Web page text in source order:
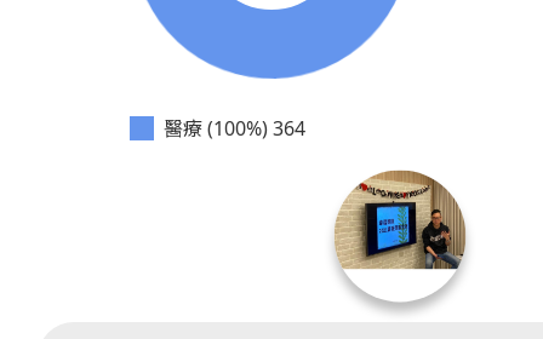
醫療 (100%) 364